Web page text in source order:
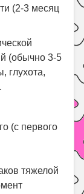
(2-3 месяц
(обычно 3-5
глухота,
(с первого
тяжелой